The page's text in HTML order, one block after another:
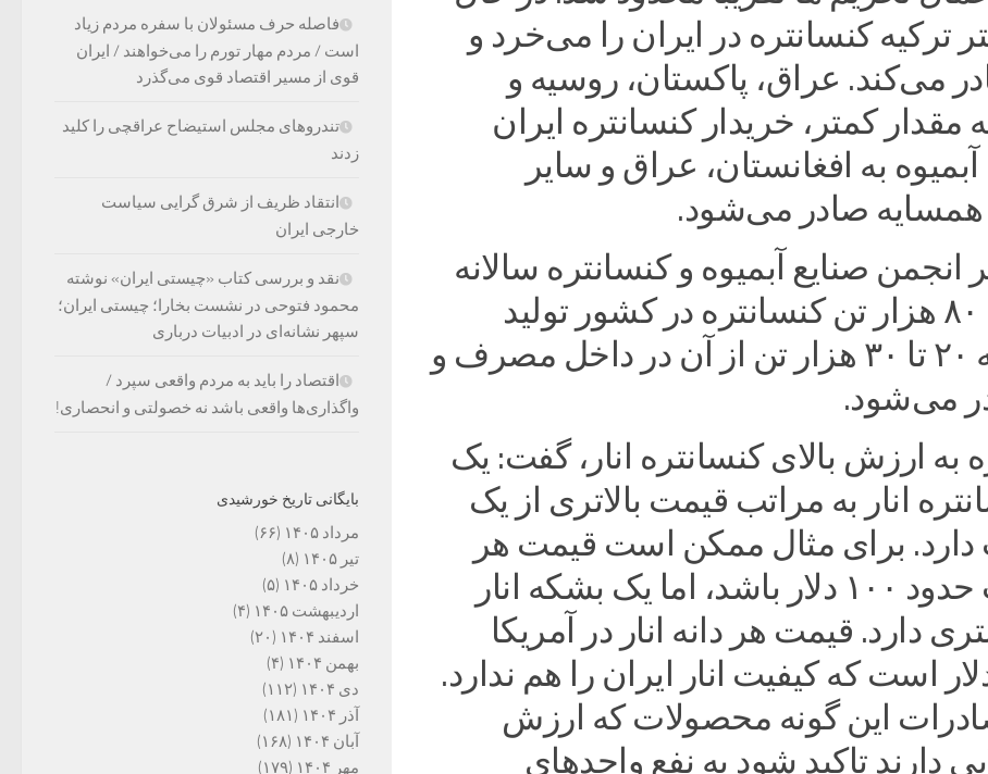
ترکیه کنسانتره در ایران را می‌خرد و
می‌کند. عراق، پاکستان، روسیه و
مقدار کمتر، خریدار کنسانتره ایران
به افغانستان، عراق و سایر
صادر می‌شود.
انجمن صنایع آبمیوه و کنسانتره سالانه
حدود ۷۰ تا ۸۰ هزار تن کنسانتره در کشور تولید
می‌شود که ۲۰ تا ۳۰ هزار تن از آن در داخل مصرف و
می‌شود.
به ارزش بالای کنسانتره انار، گفت: یک
انار به مراتب قیمت بالاتری از یک
برای مثال ممکن است قیمت هر
بشکه نفت حدود ۱۰۰ دلار باشد، اما یک بشکه انار
دارد. قیمت هر دانه انار در آمریکا
است که کیفیت انار ایران را هم ندارد.
این گونه محصولات که ارزش
دارند تاکید شود به نفع واحدهای
فاصله حرف مسئولان با سفره مردم زیاد
است / مردم مهار تورم را می‌خواهند / ایران
قوی از مسیر اقتصاد قوی می‌گذرد
تندروهای مجلس استیضاح عراقچی را کلید
زدند
انتقاد ظریف از شرق گرایی سیاست
خارجی ایران
نقد و بررسی کتاب «چیستی ایران» نوشته
محمود فتوحی در نشست بخارا؛ چیستی ایران؛
سپهر نشانه‌ای در ادبیات درباری
اقتصاد را باید به مردم واقعی سپرد /
واگذاری‌ها واقعی باشد نه خصولتی و انحصاری!
بایگانی تاریخ خورشیدی
مرداد ۱۴۰۵
(۶۶)
تیر ۱۴۰۵
(۸)
خرداد ۱۴۰۵
(۵)
اردیبهشت ۱۴۰۵
(۴)
اسفند ۱۴۰۴
(۲۰)
بهمن ۱۴۰۴
(۴)
دی ۱۴۰۴
(۱۱۲)
آذر ۱۴۰۴
(۱۸۱)
آبان ۱۴۰۴
(۱۶۸)
مهر ۱۴۰۴
(۱۷۹)